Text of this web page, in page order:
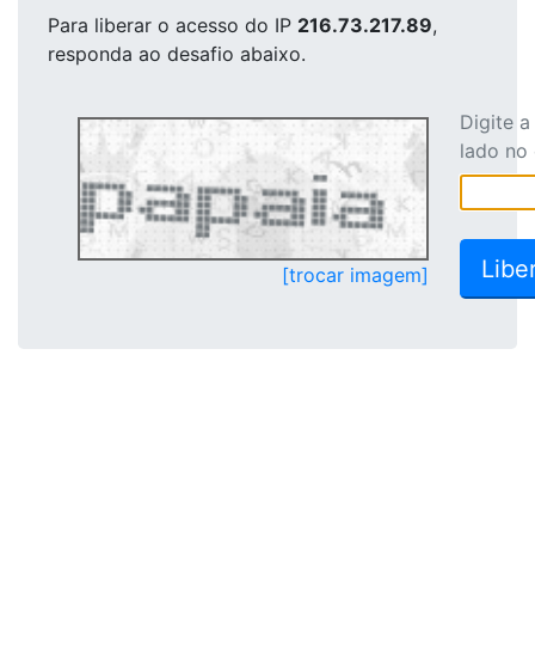
Para liberar o acesso do IP 216.73.217.89,
responda ao desafio abaixo.
[trocar imagem]
Digite
lado no